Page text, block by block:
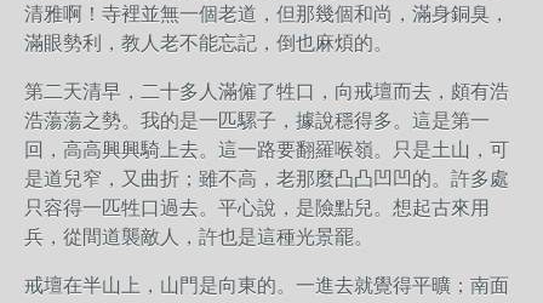
清雅啊！寺裡並無一個老道，但那幾個和尚，滿身銅臭，
滿眼勢利，教人老不能忘記，倒也麻煩的。
第二天清早，二十多人滿僱了牲口，向戒壇而去，頗有浩
浩蕩蕩之勢。我的是一匹騾子，據說穩得多。這是第一
回，高高興興騎上去。這一路要翻羅喉嶺。只是土山，可
是道兒窄，又曲折；雖不高，老那麼凸凸凹凹的。許多處
只容得一匹牲口過去。平心說，是險點兒。想起古來用
兵，從間道襲敵人，許也是這種光景罷。
戒壇在半山上，山門是向東的。一進去就覺得平曠；南面